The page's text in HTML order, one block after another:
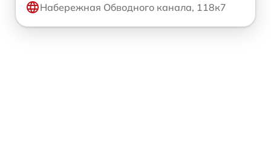
Набережная Обводного канала, 118к7